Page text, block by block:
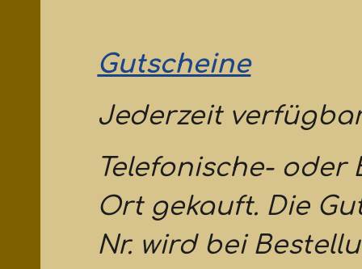
Gutscheine
Jederzeit
Telefonische- oder
Ort gekauft. Die
Nr. wird bei